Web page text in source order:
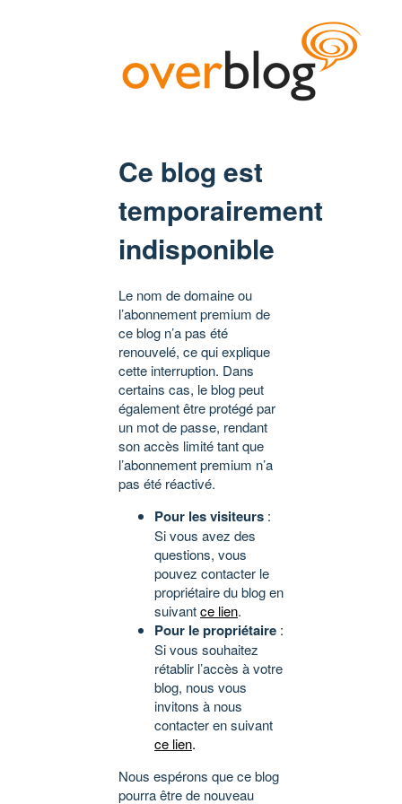
Ce blog est
temporairement
indisponible
Le nom de domaine ou
l’abonnement premium de
ce blog n’a pas été
renouvelé, ce qui explique
cette interruption. Dans
certains cas, le blog peut
également être protégé par
un mot de passe, rendant
son accès limité tant que
l’abonnement premium n’a
pas été réactivé.
Pour les visiteurs :
Si vous avez des
questions, vous
pouvez contacter le
propriétaire du blog en
suivantce lien.
Pour le propriétaire :
Si vous souhaitez
rétablir l’accès à votre
blog, nous vous
invitons à nous
contacter en suivant
ce lien.
Nous espérons que ce blog
pourra être de nouveau